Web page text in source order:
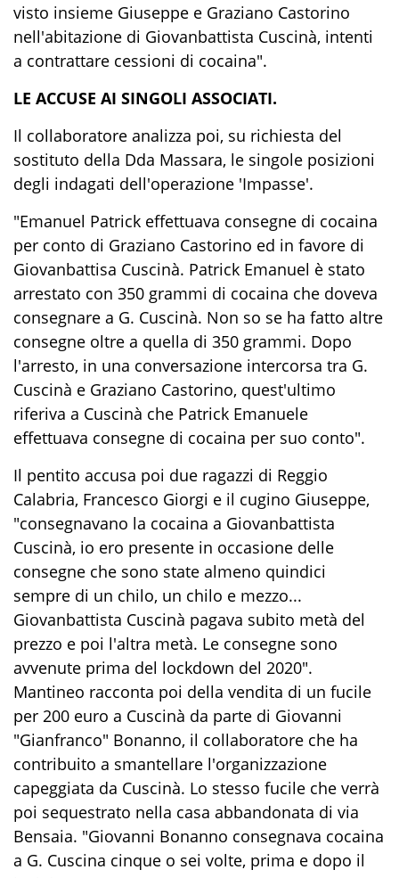
visto insieme Giuseppe e Graziano Castorino
nell'abitazione di Giovanbattista Cuscinà, intenti
a contrattare cessioni di cocaina".
LE ACCUSE AI SINGOLI ASSOCIATI.
Il collaboratore analizza poi, su richiesta del
sostituto della Dda Massara, le singole posizioni
degli indagati dell'operazione 'Impasse'.
"Emanuel Patrick effettuava consegne di cocaina
per conto di Graziano Castorino ed in favore di
Giovanbattisa Cuscinà. Patrick Emanuel è stato
arrestato con 350 grammi di cocaina che doveva
consegnare a G. Cuscinà. Non so se ha fatto altre
consegne oltre a quella di 350 grammi. Dopo
l'arresto, in una conversazione intercorsa tra G.
Cuscinà e Graziano Castorino, quest'ultimo
riferiva a Cuscinà che Patrick Emanuele
effettuava consegne di cocaina per suo conto".
Il pentito accusa poi due ragazzi di Reggio
Calabria, Francesco Giorgi e il cugino Giuseppe,
"consegnavano la cocaina a Giovanbattista
Cuscinà, io ero presente in occasione delle
consegne che sono state almeno quindici
sempre di un chilo, un chilo e mezzo...
Giovanbattista Cuscinà pagava subito metà del
prezzo e poi l'altra metà. Le consegne sono
avvenute prima del lockdown del 2020".
Mantineo racconta poi della vendita di un fucile
per 200 euro a Cuscinà da parte di Giovanni
"Gianfranco" Bonanno, il collaboratore che ha
contribuito a smantellare l'organizzazione
capeggiata da Cuscinà. Lo stesso fucile che verrà
poi sequestrato nella casa abbandonata di via
Bensaia. "Giovanni Bonanno consegnava cocaina
a G. Cuscina cinque o sei volte, prima e dopo il